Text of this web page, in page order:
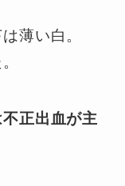
薄い白。
正出血が主